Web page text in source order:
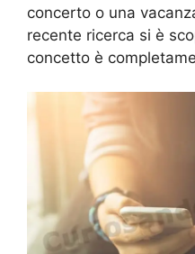
concerto o una
recente ricerca si è
concetto è